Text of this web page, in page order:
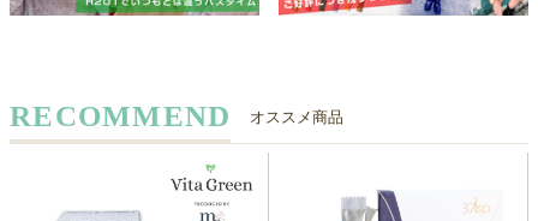
RECOMMEND オススメ商品